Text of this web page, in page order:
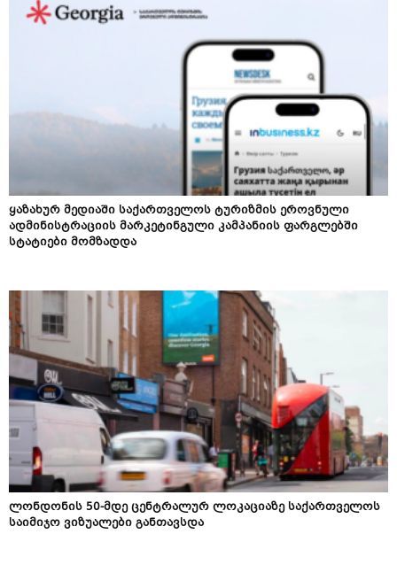
ყაზახურ მედიაში საქართველოს ტურიზმის ეროვნული
ადმინისტრაციის მარკეტინგული კამპანიის ფარგლებში
სტატიები მომზადდა
ლონდონის 50-მდე ცენტრალურ ლოკაციაზე საქართველოს
საიმიჯო ვიზუალები განთავსდა